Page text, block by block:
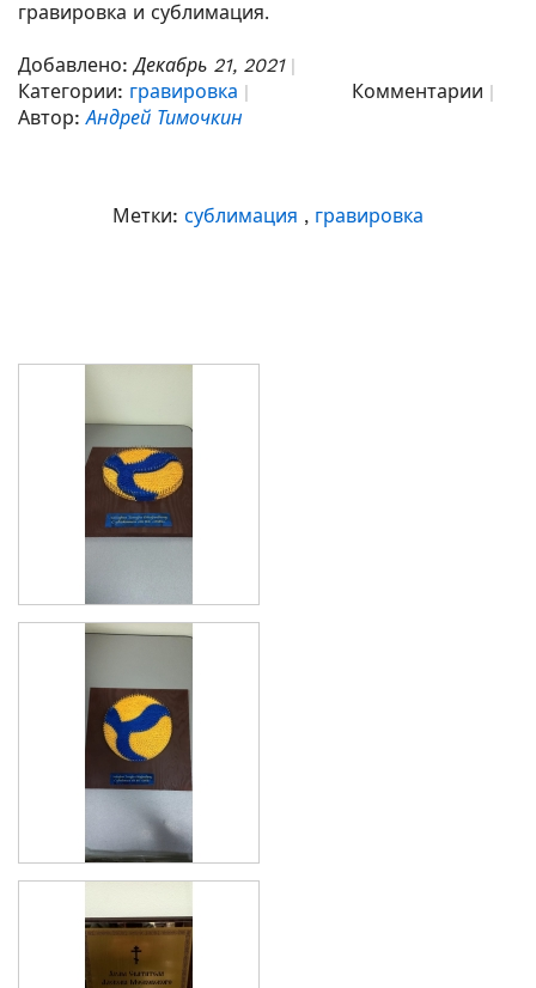
гравировка и сублимация.
Добавлено: Декабрь 21, 2021
Категории: гравировка
Комментарии
Автор: Андрей Тимочкин
Метки: сублимация , гравировка